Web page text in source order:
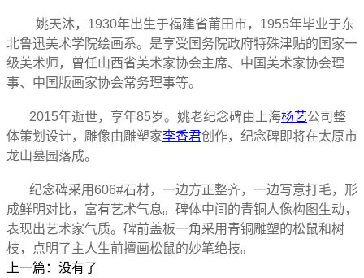
姚天沐，1930年出生于福建省莆田市，1955年毕业于东
北鲁迅美术学院绘画系。是享受国务院政府特殊津贴的国家一
级美术师，曾任山西省美术家协会主席、中国美术家协会理
事、中国版画家协会常务理事等。
2015年逝世，享年85岁。姚老纪念碑由上海杨艺公司整
体策划设计，雕像由雕塑家李香君创作，纪念碑即将在太原市
龙山墓园落成。
纪念碑采用606#石材，一边方正整齐，一边写意打毛，形
成鲜明对比，富有艺术气息。碑体中间的青铜人像构图生动，
表现出艺术家气质。碑前盖板一角采用青铜雕塑的松鼠和树
枝，点明了主人生前擅画松鼠的妙笔绝技。
上一篇：没有了